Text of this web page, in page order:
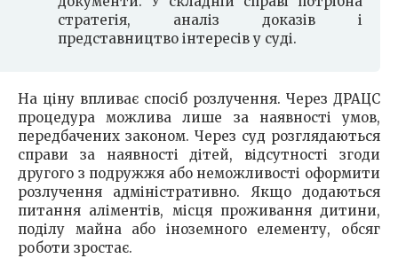
стратегія, аналіз доказів і
представництво інтересів у суді.
На ціну впливає спосіб розлучення. Через ДРАЦС
процедура можлива лише за наявності умов,
передбачених законом. Через суд розглядаються
справи за наявності дітей, відсутності згоди
другого з подружжя або неможливості оформити
розлучення адміністративно. Якщо додаються
питання аліментів, місця проживання дитини,
поділу майна або іноземного елементу, обсяг
роботи зростає.